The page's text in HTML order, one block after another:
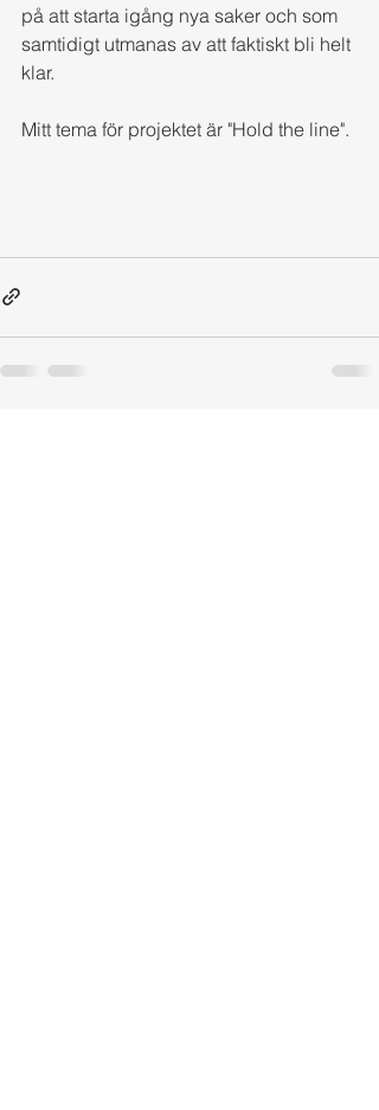
på att starta igång nya saker och som
samtidigt utmanas av att faktiskt bli helt
klar.
Mitt tema för projektet är "Hold the line".